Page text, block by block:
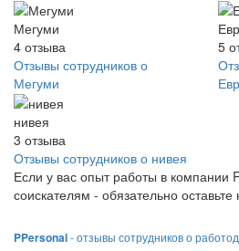
Мегуми
4 отзыва
Отзывы сотрудников о
Мегуми
5
нивея
3 отзыва
Отзывы сотрудников о нивея
Если у вас опыт работы в компании
соискателям - обязательно
PPersonal- отзывы сотрудников о